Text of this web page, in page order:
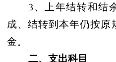
3、上年结转和结余
成、结转到本年仍按原
金。
二、支出科目